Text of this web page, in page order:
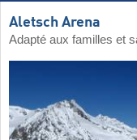
Aletsch Arena
Adapté aux familles et